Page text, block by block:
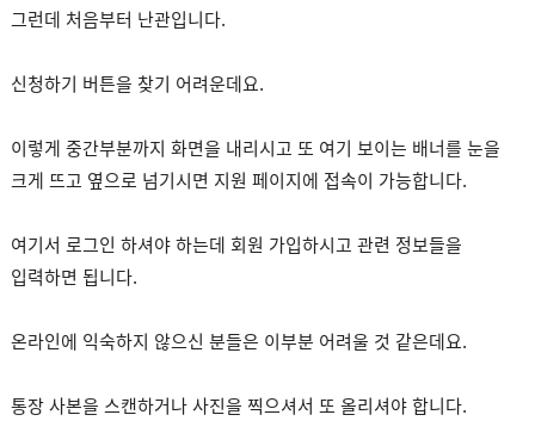
그런데 처음부터 난관입니다.
신청하기 버튼을 찾기 어려운데요.
이렇게 중간부분까지 화면을 내리시고 또 여기 보이는 배너를 눈을
크게 뜨고 옆으로 넘기시면 지원 페이지에 접속이 가능합니다.
여기서 로그인 하셔야 하는데 회원 가입하시고 관련 정보들을
입력하면 됩니다.
온라인에 익숙하지 않으신 분들은 이부분 어려울 것 같은데요.
통장 사본을 스캔하거나 사진을 찍으셔서 또 올리셔야 합니다.